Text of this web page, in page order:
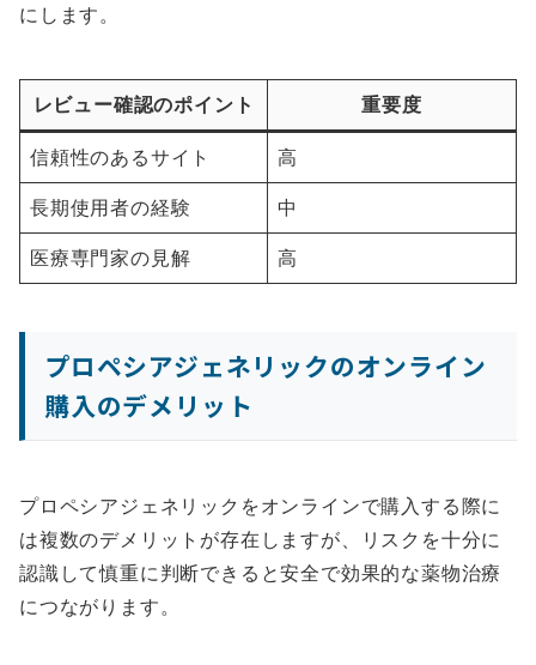
にします。
レビュー確認のポイント 重要度
信頼性のあるサイト 高
長期使用者の経験 中
医療専門家の見解 高
プロペシアジェネリックのオンライン
購入のデメリット
プロペシアジェネリックをオンラインで購入する際に
は複数のデメリットが存在しますが、リスクを十分に
認識して慎重に判断できると安全で効果的な薬物治療
につながります。